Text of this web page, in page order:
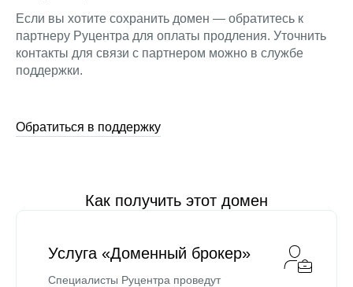
Если вы хотите сохранить домен — обратитесь к
партнеру Руцентра для оплаты продления. Уточнить
контакты для связи с партнером можно в службе
поддержки.
Обратиться в поддержку
Как получить этот домен
Услуга «Доменный брокер»
Специалисты Руцентра проведут